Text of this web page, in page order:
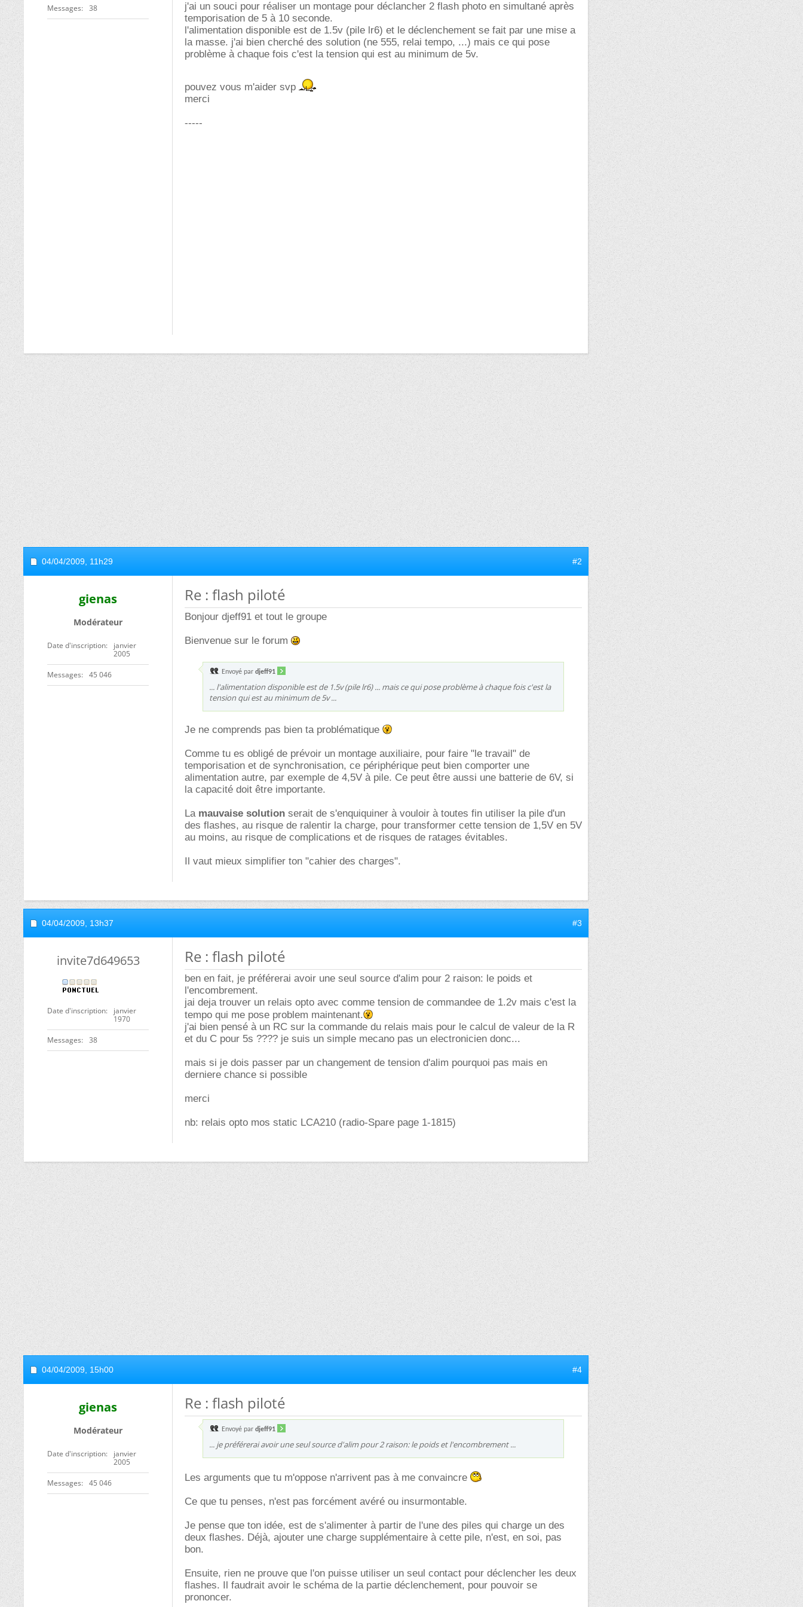
Messages 38
j'ai un souci pour réaliser un montage pour déclancher 2 flash photo en simultané après
temporisation de 5 à 10 seconde.
l'alimentation disponible est de 1.5v (pile lr6) et le déclenchement se fait par une mise a
la masse. j'ai bien cherché des solution (ne 555, relai tempo, ...) mais ce qui pose
problème à chaque fois c'est la tension qui est au minimum de 5v.
pouvez vous m'aider svp
merci
-----
04/04/2009, 11h29 #2
gienas
Modérateur
Date d'inscription
janvier
2005
Messages 45 046
Re : flash piloté
Bonjour djeff91 et tout le groupe
Bienvenue sur le forum
Envoyé par djeff91
... l'alimentation disponible est de 1.5v (pile lr6) ... mais ce qui pose problème à chaque fois c'est la
tension qui est au minimum de 5v ...
Je ne comprends pas bien ta problématique
Comme tu es obligé de prévoir un montage auxiliaire, pour faire "le travail" de
temporisation et de synchronisation, ce périphérique peut bien comporter une
alimentation autre, par exemple de 4,5V à pile. Ce peut être aussi une batterie de 6V, si
la capacité doit être importante.
La mauvaise solution serait de s'enquiquiner à vouloir à toutes fin utiliser la pile d'un
des flashes, au risque de ralentir la charge, pour transformer cette tension de 1,5V en 5V
au moins, au risque de complications et de risques de ratages évitables.
Il vaut mieux simplifier ton "cahier des charges".
04/04/2009, 13h37 #3
invite7d649653
Date d'inscription
janvier
1970
Messages 38
Re : flash piloté
ben en fait, je préférerai avoir une seul source d'alim pour 2 raison: le poids et
l'encombrement.
jai deja trouver un relais opto avec comme tension de commandee de 1.2v mais c'est la
tempo qui me pose problem maintenant.
j'ai bien pensé à un RC sur la commande du relais mais pour le calcul de valeur de la R
et du C pour 5s ???? je suis un simple mecano pas un electronicien donc...
mais si je dois passer par un changement de tension d'alim pourquoi pas mais en
derniere chance si possible
merci
nb: relais opto mos static LCA210 (radio-Spare page 1-1815)
04/04/2009, 15h00 #4
gienas
Modérateur
Date d'inscription
janvier
2005
Messages 45 046
Re : flash piloté
Envoyé par djeff91
... je préférerai avoir une seul source d'alim pour 2 raison: le poids et l'encombrement ...
Les arguments que tu m'oppose n'arrivent pas à me convaincre
Ce que tu penses, n'est pas forcément avéré ou insurmontable.
Je pense que ton idée, est de s'alimenter à partir de l'une des piles qui charge un des
deux flashes. Déjà, ajouter une charge supplémentaire à cette pile, n'est, en soi, pas
bon.
Ensuite, rien ne prouve que l'on puisse utiliser un seul contact pour déclencher les deux
flashes. Il faudrait avoir le schéma de la partie déclenchement, pour pouvoir se
prononcer.